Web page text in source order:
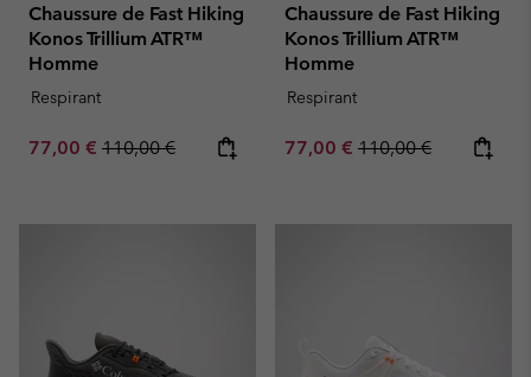
Chaussure de Fast Hiking
Konos Trillium ATR™
Homme
Respirant
Sale price:
77,00 € Regular price:
110,00 €
Chaussure de Fast Hiking
Konos Trillium ATR™
Homme
Respirant
Sale price:
77,00 € Regular price:
110,00 €